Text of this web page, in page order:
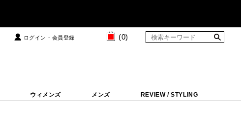
ログイン・会員登録 (0)
ウィメンズ メンズ REVIEW / STYLING